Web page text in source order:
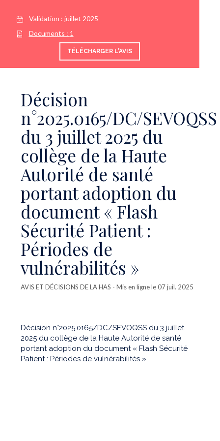
Validation : juillet 2025
Documents : 1
TÉLÉCHARGER L'AVIS
Décision
n°2025.0165/DC/SEVOQSS
du 3 juillet 2025 du
collège de la Haute
Autorité de santé
portant adoption du
document « Flash
Sécurité Patient :
Périodes de
vulnérabilités »
AVIS ET DÉCISIONS DE LA HAS - Mis en ligne le 07 juil. 2025
Décision n°2025.0165/DC/SEVOQSS du 3 juillet
2025 du collège de la Haute Autorité de santé
portant adoption du document « Flash Sécurité
Patient : Périodes de vulnérabilités »